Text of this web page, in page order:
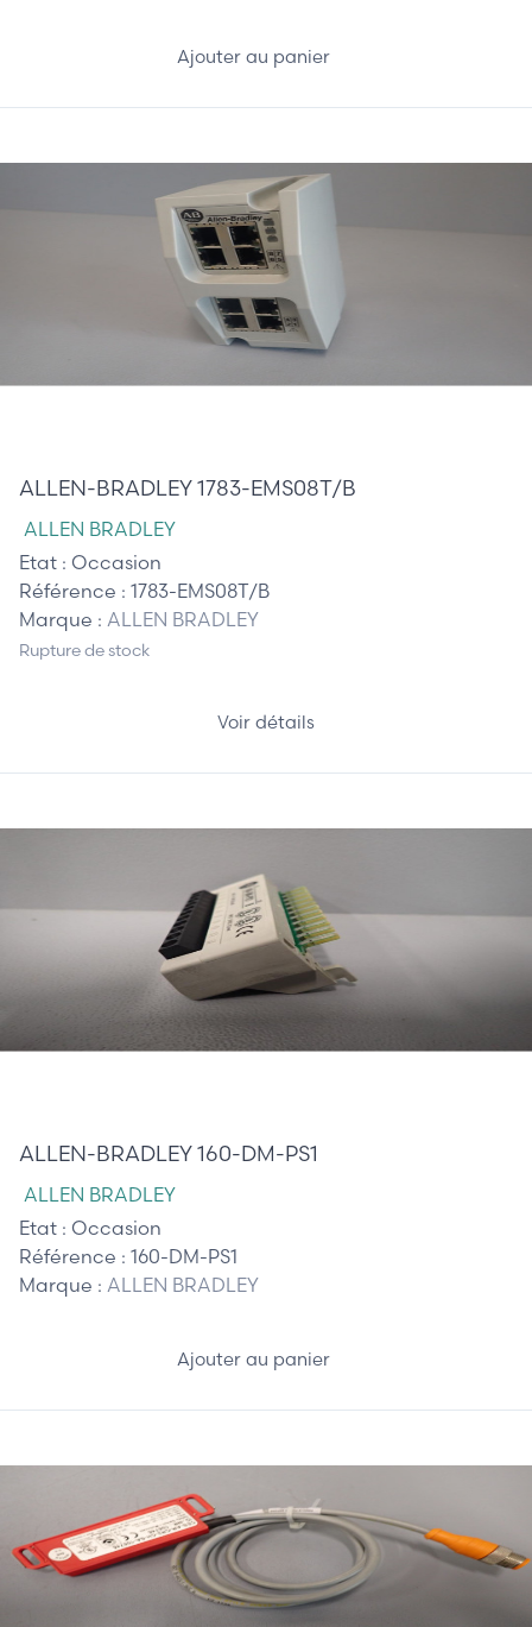
Ajouter au panier
ALLEN-BRADLEY 1783-EMS08T/B
ALLEN BRADLEY
Etat : Occasion
Référence : 1783-EMS08T/B
Marque : ALLEN BRADLEY
Rupture de stock
Voir détails
ALLEN-BRADLEY 160-DM-PS1
ALLEN BRADLEY
Etat : Occasion
Référence : 160-DM-PS1
Marque : ALLEN BRADLEY
Ajouter au panier